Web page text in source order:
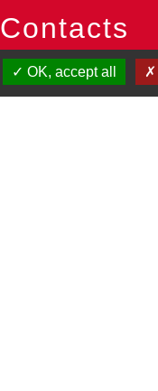
Contacts
Commune de Pullay
2 rue des Rossignols
OK, accept all